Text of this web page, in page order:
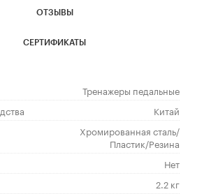
ОТЗЫВЫ
СЕРТИФИКАТЫ
Тренажеры педальные
Китай
Хромированная сталь/
Пластик/Резина
Нет
2.2 кг